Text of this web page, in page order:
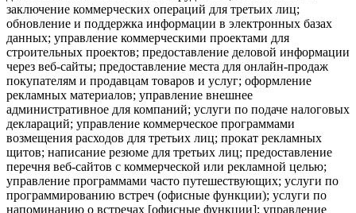
заключение коммерческих операций для третьих лиц;
обновление и поддержка информации в электронных базах
данных; управление коммерческими проектами для
строительных проектов; предоставление деловой информации
через веб-сайты; предоставление места для онлайн-продаж
покупателям и продавцам товаров и услуг; оформление
рекламных материалов; управление внешнее
административное для компаний; услуги по подаче налоговых
деклараций; управление коммерческое программами
возмещения расходов для третьих лиц; прокат рекламных
щитов; написание резюме для третьих лиц; предоставление
перечня веб-сайтов с коммерческой или рекламной целью;
управление программами часто путешествующих; услуги по
программированию встреч (офисные функции); услуги по
напоминанию о встречах [офисные функции]; управление